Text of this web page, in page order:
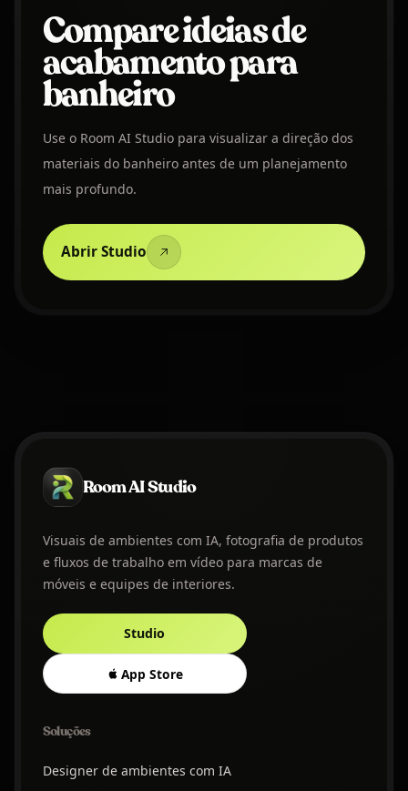
Compare ideias de
acabamento para
banheiro
Use o Room AI Studio para visualizar a direção dos
materiais do banheiro antes de um planejamento
mais profundo.
Abrir Studio
Room AI Studio
Visuais de ambientes com IA, fotografia de produtos
e fluxos de trabalho em vídeo para marcas de
móveis e equipes de interiores.
Studio
App Store
Soluções
Designer de ambientes com IA